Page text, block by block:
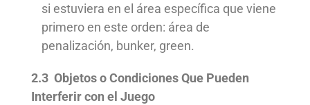
si estuviera en el área específica que viene
primero en este orden: área de
penalización, bunker, green.
2.3 Objetos o Condiciones Que Pueden
Interferir con el Juego